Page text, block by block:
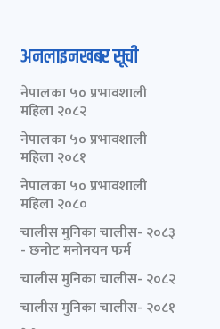
अनलाइनखबर सूची
नेपालका ५० प्रभावशाली
महिला २०८२
नेपालका ५० प्रभावशाली
महिला २०८१
नेपालका ५० प्रभावशाली
महिला २०८०
चालीस मुनिका चालीस- २०८३
- छनोट मनोनयन फर्म
चालीस मुनिका चालीस- २०८२
चालीस मुनिका चालीस- २०८१